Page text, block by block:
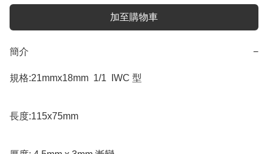
加至購物車
簡介 −
規格:21mmx18mm  1/1  IWC 型
長度:115x75mm